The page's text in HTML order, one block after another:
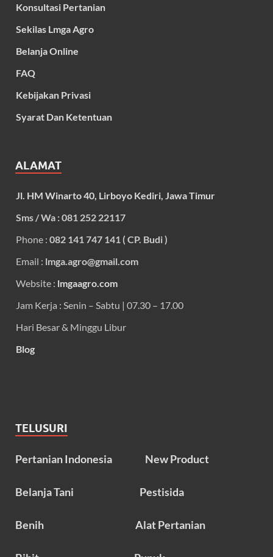
Konsultasi Pertanian
Sekilas Lmga Agro
Belanja Online
FAQ
Kebijakan Privasi
Syarat Dan Ketentuan
ALAMAT
Jl. HM Winarto 40, Lirboyo Kediri, Jawa Timur
Sms / Wa : 081 252 22117
Phone : 082 141 747 141 ( CP. Budi )
Email : lmga.agro@gmail.com
Website : lmgaagro.com
Jam Kerja : Senin – Sabtu | 07.30 – 17.00
Hari Besar & Minggu Libur
Blog
TELUSURI
Pertanian Indonesia New Product
Belanja Tani Pestisida
Benih Alat Pertanian